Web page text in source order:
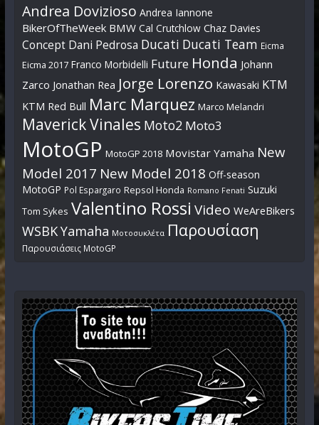
Andrea Dovizioso Andrea Iannone
BikerOfTheWeek BMW Cal Crutchlow Chaz Davies
Concept Dani Pedrosa Ducati Ducati Team Eicma
Eicma 2017 Franco Morbidelli Future Honda Johann
Zarco Jonathan Rea Jorge Lorenzo Kawasaki KTM
KTM Red Bull Marc Marquez Marco Melandri
Maverick Vinales Moto2 Moto3
MotoGP MotoGP 2018 Movistar Yamaha New
Model 2017 New Model 2018 Off-season
MotoGP Pol Espargaro Repsol Honda Romano Fenati Suzuki
Tom Sykes Valentino Rossi Video WeAreBikers
WSBKYamaha Μοτοσυκλέτα Παρουσίαση
Παρουσιάσεις MotoGP